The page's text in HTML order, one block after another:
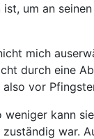
um an
mich
durch eine
vor
kann